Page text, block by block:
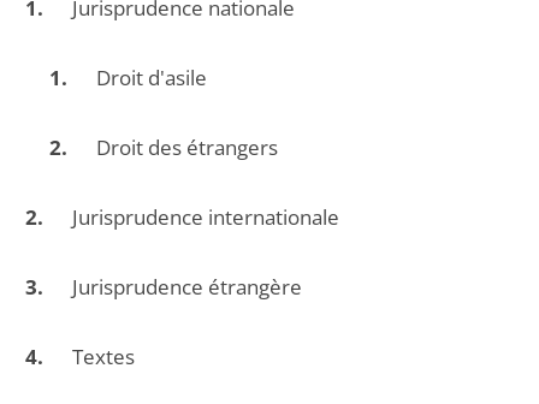
Jurisprudence nationale
Droit d'asile
Droit des étrangers
Jurisprudence internationale
Jurisprudence étrangère
Textes